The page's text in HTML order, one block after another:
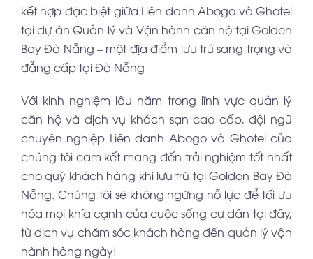
kết hợp đặc biệt giữa Liên danh Abogo và Ghotel
tại dự án Quản lý và Vận hành căn hộ tại Golden
Bay Đà Nẵng – một địa điểm lưu trú sang trọng và
đẳng cấp tại Đà Nẵng
Với kinh nghiệm lâu năm trong lĩnh vực quản lý
căn hộ và dịch vụ khách sạn cao cấp, đội ngũ
chuyên nghiệp Liên danh Abogo và Ghotel của
chúng tôi cam kết mang đến trải nghiệm tốt nhất
cho quý khách hàng khi lưu trú tại Golden Bay Đà
Nẵng. Chúng tôi sẽ không ngừng nỗ lực để tối ưu
hóa mọi khía cạnh của cuộc sống cư dân tại đây,
từ dịch vụ chăm sóc khách hàng đến quản lý vận
hành hàng ngày!